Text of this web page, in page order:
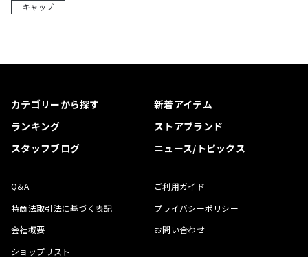
キャップ
カテゴリーから探す
新着アイテム
ランキング
ストアブランド
スタッフブログ
ニュース/トピックス
Q&A
ご利用ガイド
特商法取引法に基づく表記
プライバシーポリシー
会社概要
お問い合わせ
ショップリスト